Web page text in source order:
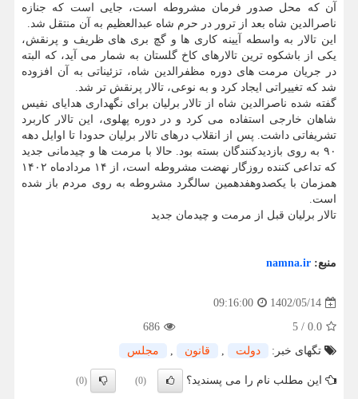
آن که محل صدور فرمان مشروطه است، جایی است که جنازه
ناصرالدین شاه بعد از ترور در حرم شاه عبدالعظیم به آن منتقل شد.
این تالار به واسطه آیینه کاری ها و گچ بری های ظریف و پرنقش،
یکی از باشکوه ترین تالارهای کاخ گلستان به شمار می آید، که البته
در جریان مرمت های دوره مظفرالدین شاه، تزئیناتی به آن افزوده
شد که تغییراتی ایجاد کرد و به نوعی، تالار پرنقش تر شد.
گفته شده ناصرالدین شاه از تالار برلیان برای نگهداری هدایای نفیس
شاهان خارجی استفاده می کرد و در دوره پهلوی، این تالار کاربرد
تشریفاتی داشت. پس از انقلاب درهای تالار برلیان حدودا تا اوایل دهه
۹۰ به روی بازدیدکنندگان بسته بود. حالا با مرمت ها و چیدمانی جدید
که تداعی کننده روزگار نهضت مشروطه است، از ۱۴ مردادماه ۱۴۰۲
همزمان با یکصدوهفدهمین سالگرد مشروطه به روی مردم باز شده
است.
تالار برلیان قبل از مرمت و چیدمان جدید
منبع: namna.ir
1402/05/14
09:16:00
0.0
/
5
686
تگهای خبر:
دولت , قانون , مجلس
این مطلب نام را می پسندید؟ (0)
(0)